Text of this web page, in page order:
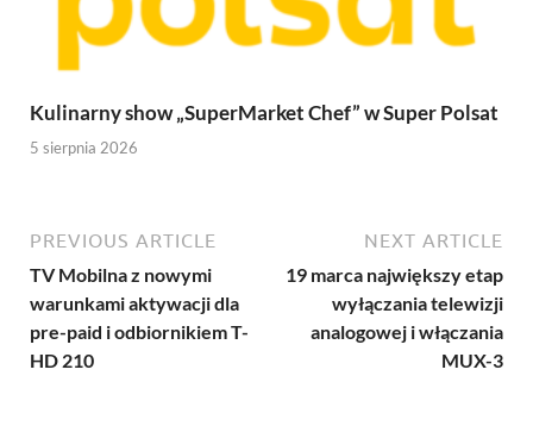
Kulinarny show „SuperMarket Chef” w Super Polsat
5 sierpnia 2026
PREVIOUS ARTICLE
TV Mobilna z nowymi
warunkami aktywacji dla
pre-paid i odbiornikiem T-
HD 210
NEXT ARTICLE
19 marca największy etap
wyłączania telewizji
analogowej i włączania
MUX-3